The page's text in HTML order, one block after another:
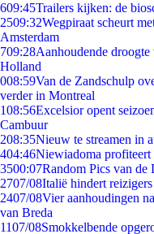
609:45Trailers kijken: de
2509:32Wegpiraat scheurt
Amsterdam
709:28Aanhoudende
Holland
008:59Van de Zandschulp
verder in Montreal
108:56Excelsior opent
Cambuur
208:35Nieuw te streamen in
404:46Niewiadoma profiteert
3500:07Random Pics van de
2707/08Italië hindert
2407/08Vier aanhoudingen
van Breda
1107/08Smokkelbende